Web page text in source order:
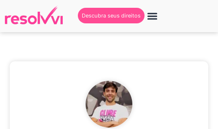
Descubra seus direitos